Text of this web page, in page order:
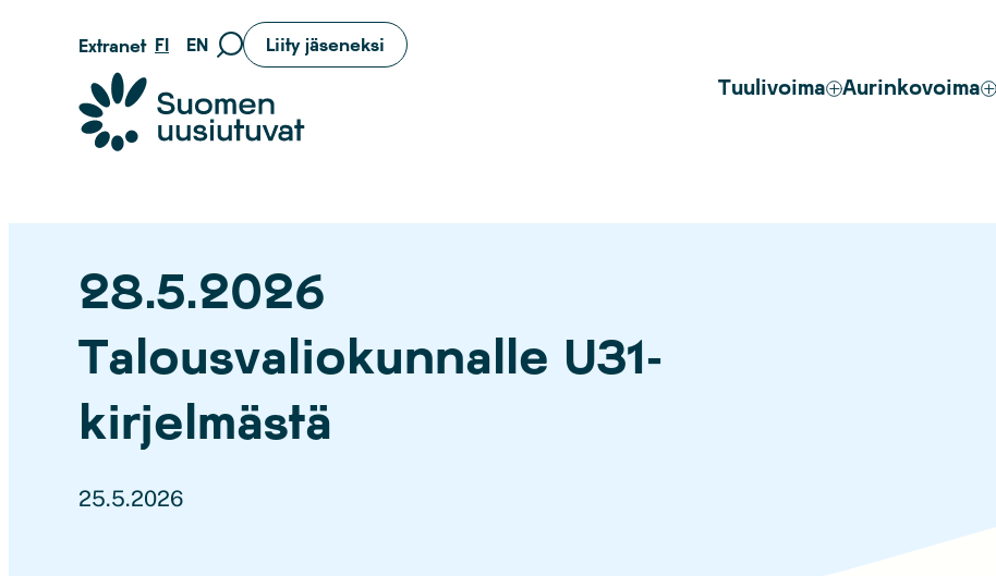
sisältöön
Extranet FI EN
Siirry
Liity jäseneksi
Suomen uusiutuvat ry
Tuulivoima Aurinkovoima
28.5.2026
Talousvaliokunnalle U31-
kirjelmästä
25.5.2026